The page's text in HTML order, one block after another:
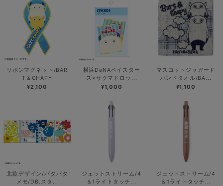
リボンマグネット/BAR
T＆CHAPY
¥2,100
横浜DeNAベイスター
ズ×サクマドロッ...
¥1,000
マスコットジャガード
ハンドタオル/BA...
¥1,100
北欧デザイン/パタパタ
メモ/DB.スタ...
ジェットストリーム/4
＆1ライトタッチ...
ジェットストリーム/4
＆1ライトタッチ...